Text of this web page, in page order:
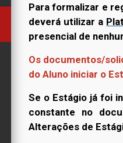
Para formalizar e
deverá utilizar a
presencial de
Os documentos/
do Aluno iniciar o
Se o Estágio já foi
constante no
Alterações de